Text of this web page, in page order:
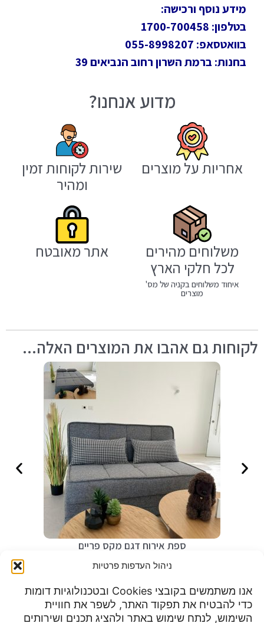
ניהול העדפות פרטיות
אנו משתמשים בקובצי Cookies ובטכנולוגיות דומות
כדי להבטיח את תפקוד האתר, לשפר את חוויית
השימוש, לנתח שימוש באתר ולהציג תכנים ושירותים
מידע נוסף ורכישה:
בטלפון: 1700-700458
בוואטסאפ: 055-8998207
בחנות: ברמת השרון רחוב הנביאים 39
מדוע אנחנו?
אחריות על מוצרים
שירות לקוחות זמין
ומהיר
משלוחים מהירים
לכל חלקי הארץ
איחוד משלוחים בקניה של מס'
מוצרים
אתר מאובטח
לקוחות גם אהבו את המוצרים האלה...
ספת אירוח דגם מקס פריים
מדיניות פרטיות שעות פעילות: